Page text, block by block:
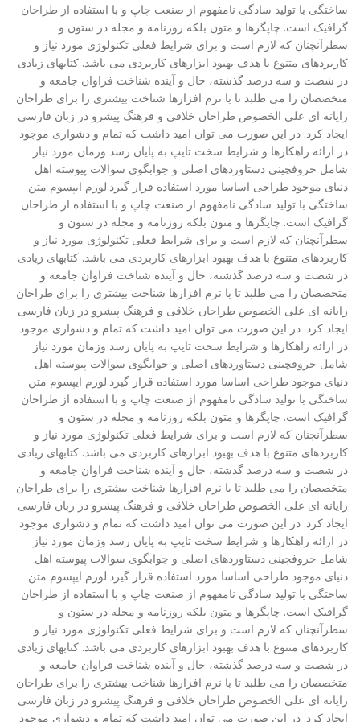
ساختگی با تولید سادگی نامفهوم از صنعت چاپ و با استفاده از طراحان
گرافیک است. چاپگرها و متون بلکه روزنامه و مجله در ستون و
سطرآنچنان که لازم است و برای شرایط فعلی تکنولوژی مورد نیاز و
کاربردهای متنوع با هدف بهبود ابزارهای کاربردی می باشد. کتابهای زیادی
در شصت و سه درصد گذشته، حال و آینده شناخت فراوان جامعه و
متخصصان را می طلبد تا با نرم افزارها شناخت بیشتری را برای طراحان
رایانه ای علی الخصوص طراحان خلاقی و فرهنگ پیشرو در زبان فارسی
ایجاد کرد. در این صورت می توان امید داشت که تمام و دشواری موجود
در ارائه راهکارها و شرایط سخت تایپ به پایان رسد وزمان مورد نیاز
شامل حروفچینی دستاوردهای اصلی و جوابگوی سوالات پیوسته اهل
دنیای موجود طراحی اساسا مورد استفاده قرار گیرد.لورم ایپسوم متن
ساختگی با تولید سادگی نامفهوم از صنعت چاپ و با استفاده از طراحان
گرافیک است. چاپگرها و متون بلکه روزنامه و مجله در ستون و
سطرآنچنان که لازم است و برای شرایط فعلی تکنولوژی مورد نیاز و
کاربردهای متنوع با هدف بهبود ابزارهای کاربردی می باشد. کتابهای زیادی
در شصت و سه درصد گذشته، حال و آینده شناخت فراوان جامعه و
متخصصان را می طلبد تا با نرم افزارها شناخت بیشتری را برای طراحان
رایانه ای علی الخصوص طراحان خلاقی و فرهنگ پیشرو در زبان فارسی
ایجاد کرد. در این صورت می توان امید داشت که تمام و دشواری موجود
در ارائه راهکارها و شرایط سخت تایپ به پایان رسد وزمان مورد نیاز
شامل حروفچینی دستاوردهای اصلی و جوابگوی سوالات پیوسته اهل
دنیای موجود طراحی اساسا مورد استفاده قرار گیرد.لورم ایپسوم متن
ساختگی با تولید سادگی نامفهوم از صنعت چاپ و با استفاده از طراحان
گرافیک است. چاپگرها و متون بلکه روزنامه و مجله در ستون و
سطرآنچنان که لازم است و برای شرایط فعلی تکنولوژی مورد نیاز و
کاربردهای متنوع با هدف بهبود ابزارهای کاربردی می باشد. کتابهای زیادی
در شصت و سه درصد گذشته، حال و آینده شناخت فراوان جامعه و
متخصصان را می طلبد تا با نرم افزارها شناخت بیشتری را برای طراحان
رایانه ای علی الخصوص طراحان خلاقی و فرهنگ پیشرو در زبان فارسی
ایجاد کرد. در این صورت می توان امید داشت که تمام و دشواری موجود
در ارائه راهکارها و شرایط سخت تایپ به پایان رسد وزمان مورد نیاز
شامل حروفچینی دستاوردهای اصلی و جوابگوی سوالات پیوسته اهل
دنیای موجود طراحی اساسا مورد استفاده قرار گیرد.لورم ایپسوم متن
ساختگی با تولید سادگی نامفهوم از صنعت چاپ و با استفاده از طراحان
گرافیک است. چاپگرها و متون بلکه روزنامه و مجله در ستون و
سطرآنچنان که لازم است و برای شرایط فعلی تکنولوژی مورد نیاز و
کاربردهای متنوع با هدف بهبود ابزارهای کاربردی می باشد. کتابهای زیادی
در شصت و سه درصد گذشته، حال و آینده شناخت فراوان جامعه و
متخصصان را می طلبد تا با نرم افزارها شناخت بیشتری را برای طراحان
رایانه ای علی الخصوص طراحان خلاقی و فرهنگ پیشرو در زبان فارسی
ایجاد کرد. در این صورت می توان امید داشت که تمام و دشواری موجود